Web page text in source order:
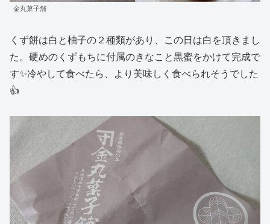
金丸菓子舗
くず餅は白と柚子の２種類があり、この日は白を頂きまし
た。硬めのくずもちに付属のきなこと黒蜜をかけて完成で
す✨冷やして食べたら、より美味しく食べられそうでした
👍